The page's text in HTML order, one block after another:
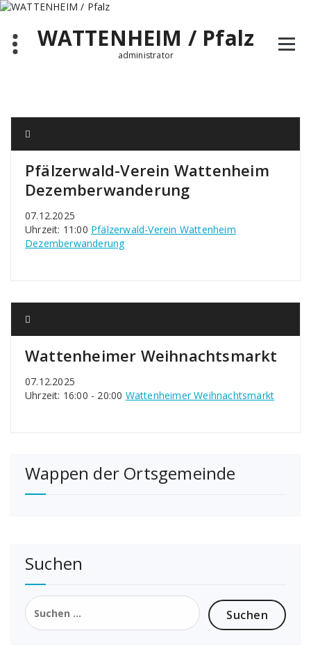
Zum
springenWATTENHEIM / Pfalz
administrator
Pfälzerwald-Verein Wattenheim
Dezemberwanderung
07.12.2025
Uhrzeit: 11:00 Pfälzerwald-Verein Wattenheim
Dezemberwanderung
Wattenheimer Weihnachtsmarkt
07.12.2025
Uhrzeit: 16:00 - 20:00 Wattenheimer Weihnachtsmarkt
Wappen der Ortsgemeinde
Suchen
Suchen
nach: